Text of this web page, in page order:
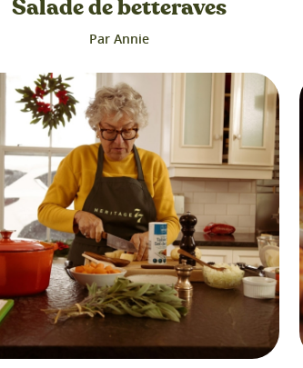
Salade de betteraves
Par Annie